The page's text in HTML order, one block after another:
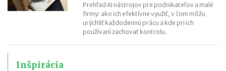
Prehľad AI nástrojov pre podnikateľov a malé
firmy: ako ich efektívne využiť, v čom môžu
urýchliť každodennú prácu a kde pri ich
používaní zachovať kontrolu.
Inšpirácia